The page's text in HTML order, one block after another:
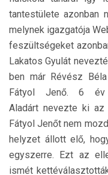
tantestülete azonban
melynek igazgatója
feszültségeket
Lakatos Gyulát
ben már Révész
Fátyol Jenő. 6 év
Aladárt nevezte ki
Fátyol Jenőt nem
helyzet állott elő,
egyszerre. Ezt az
ismét